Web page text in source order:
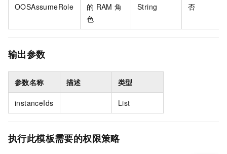
OOSAssumeRole
的 RAM 角
色
String 否
输出参数
参数名称 描述 类型
instanceIds List
执行此模板需要的权限策略